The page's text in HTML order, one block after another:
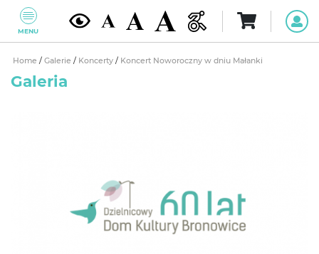
MENU
Home / Galerie / Koncerty / Koncert Noworoczny w dniu Małanki
Galeria